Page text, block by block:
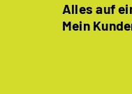
Alles auf
Mein